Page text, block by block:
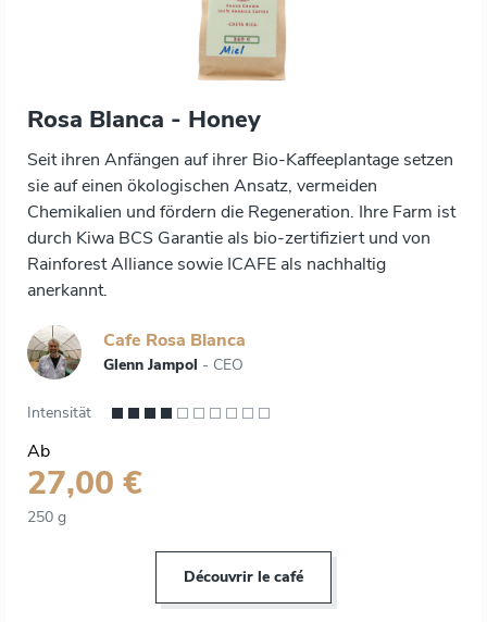
Rosa Blanca - Honey
Seit ihren Anfängen auf ihrer Bio-Kaffeeplantage setzen
sie auf einen ökologischen Ansatz, vermeiden
Chemikalien und fördern die Regeneration. Ihre Farm ist
durch Kiwa BCS Garantie als bio-zertifiziert und von
Rainforest Alliance sowie ICAFE als nachhaltig
anerkannt.
Cafe Rosa Blanca
Glenn Jampol - CEO
Intensität
Ab
27,00 €
250 g
Découvrir le café